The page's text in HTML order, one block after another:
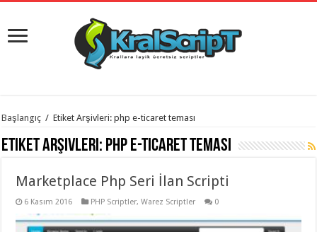
istanbul
evden
eve
organizasyon,
evden
taşımacılık,
Başlangıç / Etiket Arşivleri: php e-ticaret teması
Etiket Arşivleri: php e-ticaret teması
Marketplace Php Seri İlan Scripti
6 Kasım 2016 PHP Scriptler,Warez Scriptler 0